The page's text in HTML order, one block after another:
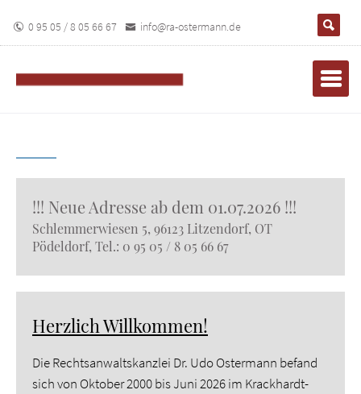
0 95 05 / 8 05 66 67 info@ra-ostermann.de
!!! Neue Adresse ab dem 01.07.2026 !!!
Schlemmerwiesen 5, 96123 Litzendorf, OT
Pödeldorf, Tel.: 0 95 05 / 8 05 66 67
Herzlich Willkommen!
Die Rechtsanwaltskanzlei Dr. Udo Ostermann befand
sich von Oktober 2000 bis Juni 2026 im Krackhardt-